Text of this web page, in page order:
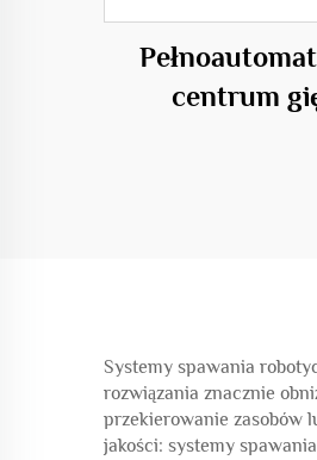
centrum
Systemy spawania
rozwiązania znacznie
przekierowanie zasobów
jakości: systemy